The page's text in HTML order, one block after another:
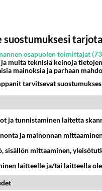
suostumuksesi
osapuolen toimittajat
muita teknisiä keinoja
mainoksia ja parhaan
tarvitsevat
ja tunnistaminen laitetta
ja mainonnan
sisällön mittaaminen,
laitteelle ja/tai laitteella